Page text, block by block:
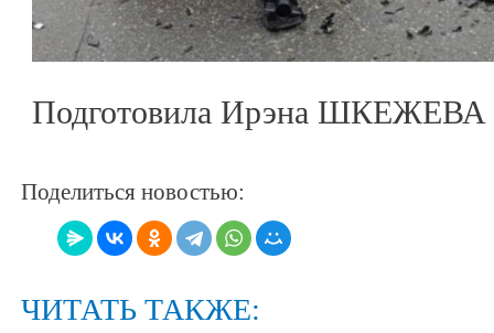
Подготовила Ирэна ШКЕЖЕВА
Поделиться новостью:
ЧИТАТЬ ТАКЖЕ: